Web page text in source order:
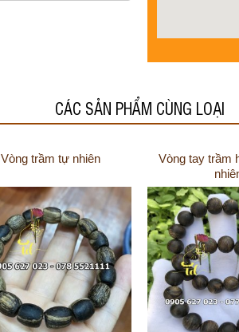
CÁC SẢN PHẨM CÙNG LOẠI
Vòng trầm tự nhiên
Vòng tay trầm